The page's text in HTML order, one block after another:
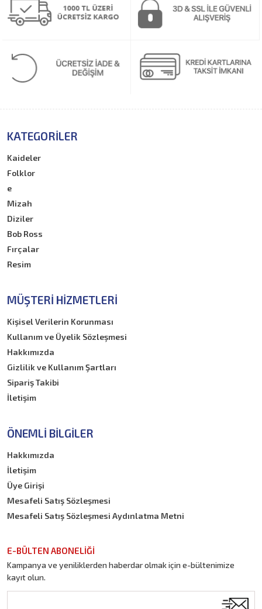
KATEGORILER
Kaideler
Folklor
e
Mizah
Diziler
Bob Ross
Fırçalar
Resim
MÜŞTERI HIZMETLERI
Kişisel Verilerin Korunması
Kullanım ve Üyelik Sözleşmesi
Hakkımızda
Gizlilik ve Kullanım Şartları
Sipariş Takibi
İletişim
ÖNEMLI BILGILER
Hakkımızda
İletişim
Üye Girişi
Mesafeli Satış Sözleşmesi
Mesafeli Satış Sözleşmesi Aydınlatma Metni
E-BÜLTEN ABONELİĞİ
Kampanya ve yeniliklerden haberdar olmak için e-bültenimize
kayıt olun.